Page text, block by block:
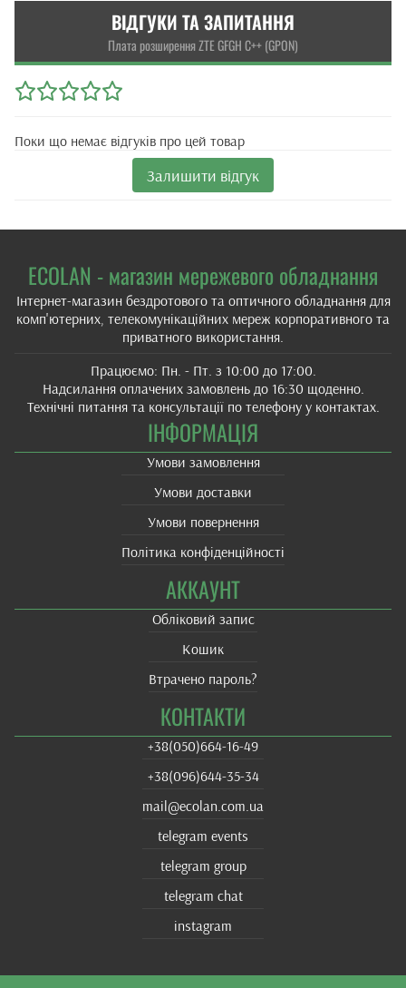
ВІДГУКИ ТА ЗАПИТАННЯ
Плата розширення ZTE GFGH C++ (GPON)
Поки що немає відгуків про цей товар
Залишити відгук
ECOLAN - магазин мережевого обладнання
Інтернет-магазин бездротового та оптичного обладнання для
комп'ютерних, телекомунікаційних мереж корпоративного та
приватного використання.
Працюємо: Пн. - Пт. з 10:00 до 17:00.
Надсилання оплачених замовлень до 16:30 щоденно.
Технічні питання та консультації по телефону у контактах.
ІНФОРМАЦІЯ
Умови замовлення
Умови доставки
Умови повернення
Політика конфіденційності
АККАУНТ
Обліковий запис
Кошик
Втрачено пароль?
КОНТАКТИ
+38(‎050)664-16-49
+38‎(096)644-35-34
mail@ecolan.com.ua
telegram events
telegram group
telegram chat
instagram